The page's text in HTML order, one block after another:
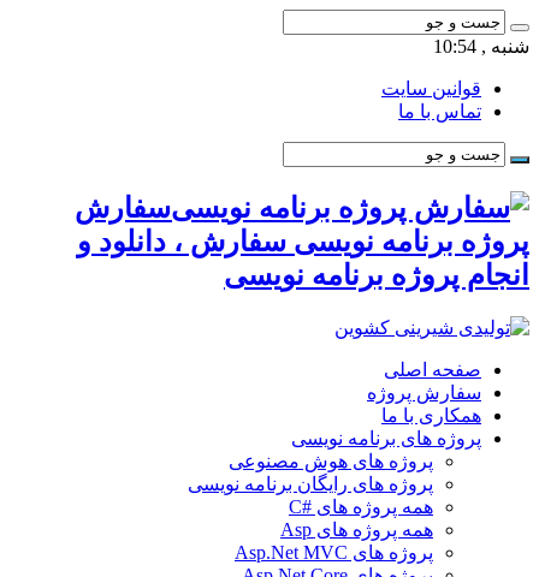
شنبه , 10:54
قوانین سایت
تماس با ما
سفارش
پروژه برنامه نویسی سفارش ، دانلود و
انجام پروژه برنامه نویسی
صفحه اصلی
سفارش پروژه
همکاری با ما
پروژه های برنامه نویسی
پروژه های هوش مصنوعی
پروژه های رایگان برنامه نویسی
همه پروژه های #C
همه پروژه های Asp
پروژه های Asp.Net MVC